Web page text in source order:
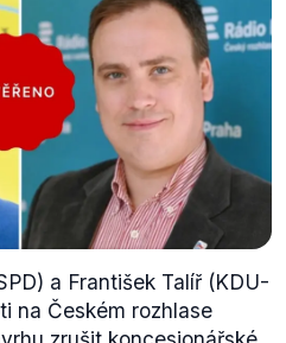
a František Talíř (KDU-
na Českém rozhlase